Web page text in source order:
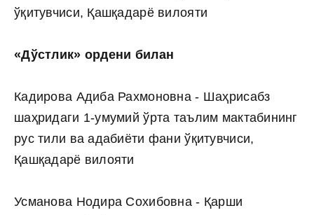
ўқитувчиси, Қашқадарё вилояти
«Дўстлик» ордени билан
Кадирова Адиба Рахмоновна - Шаҳрисабз
шаҳридаги 1-умумий ўрта таълим мактабининг
рус тили ва адабиёти фани ўқитувчиси,
Қашқадарё вилояти
Усманова Нодира Сохибовна - Қарши